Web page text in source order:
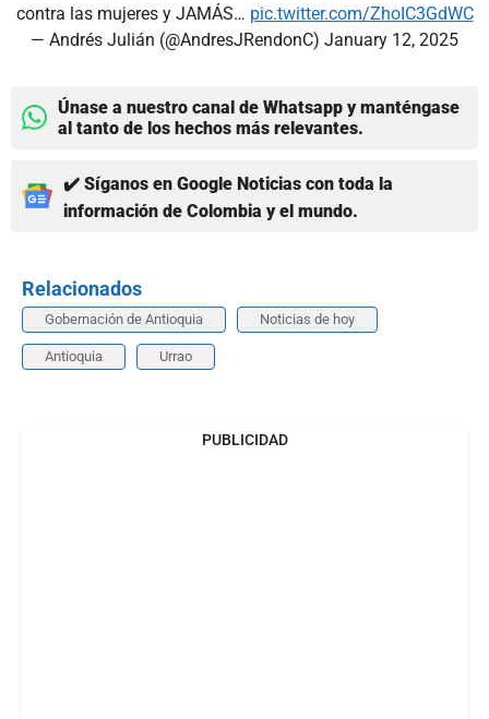
contra las mujeres y JAMÁS… pic.twitter.com/ZhoIC3GdWC
— Andrés Julián (@AndresJRendonC) January 12, 2025
Únase a nuestro canal de Whatsapp y manténgase
al tanto de los hechos más relevantes.
✔️ Síganos en Google Noticias con toda la
información de Colombia y el mundo.
Relacionados
Gobernación de Antioquia Noticias de hoy
Antioquia Urrao
PUBLICIDAD